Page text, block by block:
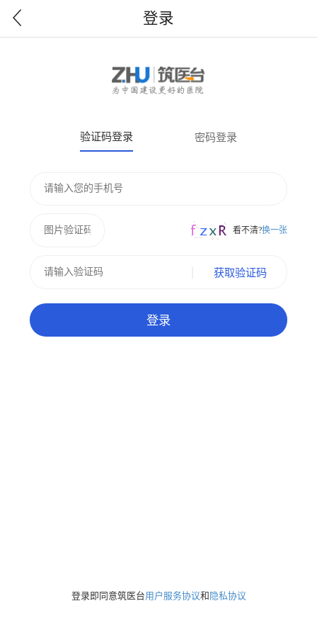
登录
验证码登录 密码登录
看不清?换一张
获取验证码
登录
登录即同意筑医台用户服务协议和 隐私协议